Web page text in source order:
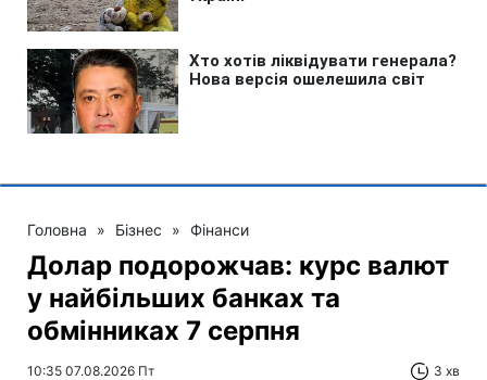
Головна » Бізнес » Фінанси
Долар подорожчав: курс валют
у найбільших банках та
обмінниках 7 серпня
10:35 07.08.2026 Пт 3 хв